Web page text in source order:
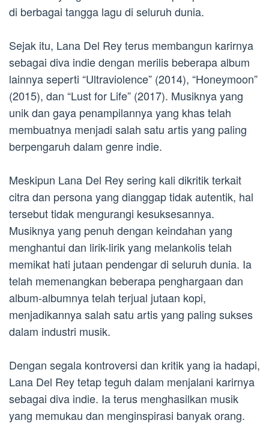
di berbagai tangga lagu di seluruh dunia.
Sejak itu, Lana Del Rey terus membangun karirnya
sebagai diva indie dengan merilis beberapa album
lainnya seperti “Ultraviolence” (2014), “Honeymoon”
(2015), dan “Lust for Life” (2017). Musiknya yang
unik dan gaya penampilannya yang khas telah
membuatnya menjadi salah satu artis yang paling
berpengaruh dalam genre indie.
Meskipun Lana Del Rey sering kali dikritik terkait
citra dan persona yang dianggap tidak autentik, hal
tersebut tidak mengurangi kesuksesannya.
Musiknya yang penuh dengan keindahan yang
menghantui dan lirik-lirik yang melankolis telah
memikat hati jutaan pendengar di seluruh dunia. Ia
telah memenangkan beberapa penghargaan dan
album-albumnya telah terjual jutaan kopi,
menjadikannya salah satu artis yang paling sukses
dalam industri musik.
Dengan segala kontroversi dan kritik yang ia hadapi,
Lana Del Rey tetap teguh dalam menjalani karirnya
sebagai diva indie. Ia terus menghasilkan musik
yang memukau dan menginspirasi banyak orang.